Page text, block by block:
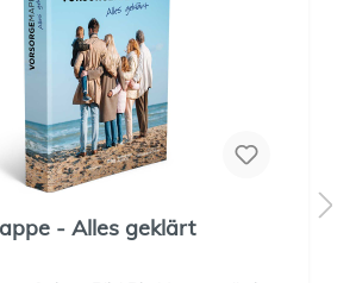
- Alles geklärt